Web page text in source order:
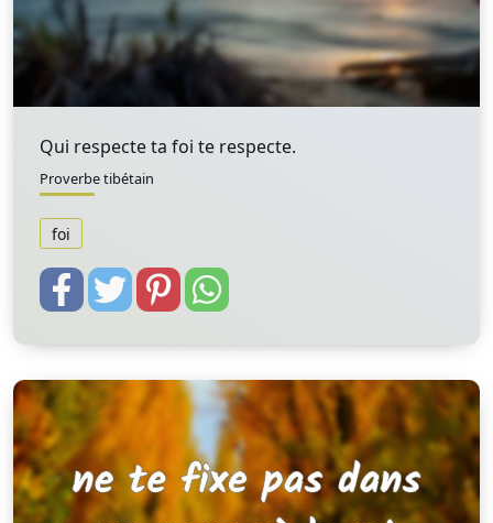
Qui respecte ta foi te respecte.
Proverbe tibétain
foi